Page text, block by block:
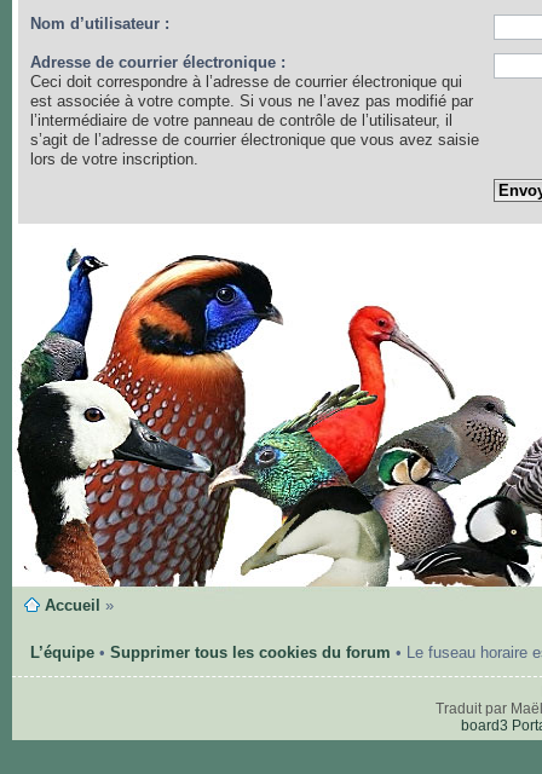
Nom d’utilisateur :
Adresse de courrier électronique :
Ceci doit correspondre à l’adresse de courrier électronique qui
est associée à votre compte. Si vous ne l’avez pas modifié par
l’intermédiaire de votre panneau de contrôle de l’utilisateur, il
s’agit de l’adresse de courrier électronique que vous avez saisie
lors de votre inscription.
Accueil »
L’équipe• Supprimer tous les cookies du forum • Le fuseau horaire
Traduit par
board3